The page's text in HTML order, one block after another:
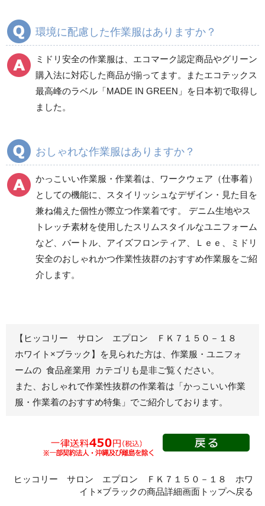
ワークパンツ
春夏ワークパンツ作業
ズボン
秋冬ワークパンツ作業
ズボン
ツ
クリーンウェアワーク
パンツ
カーゴパンツ
春夏カーゴパンツ作業
ズボン
ズボン
レディース作業着
ブルゾン
ジャンパー
秋冬長袖
春夏半袖
スモック
秋冬長袖
クリーンウェ
シャツ
環境に配慮した作業服はありますか？
ミドリ安全の作業服は、エコマーク認定商品やグリーン
購入法に対応した商品が揃ってます。またエコテックス
最高峰のラベル「MADE IN GREEN」を日本初で取得し
ました。
おしゃれな作業服はありますか？
かっこいい作業服・作業着は、ワークウェア（仕事着）
としての機能に、スタイリッシュなデザイン・見た目を
兼ね備えた個性が際立つ作業着です。 デニム生地やス
トレッチ素材を使用したスリムスタイルなユニフォーム
など、バートル、アイズフロンティア、Ｌｅｅ、ミドリ
安全のおしゃれかつ作業性抜群のおすすめ作業服をご紹
介します。
【ヒッコリー サロン エプロン ＦＫ７１５０－１８
ホワイト×ブラック】を見られた方は、作業服・ユニフォ
ームの 食品産業用 カテゴリも是非ご覧ください。
また、おしゃれで作業性抜群の作業着は 「かっこいい作業
服・作業着のおすすめ特集」 でご紹介しております。
ヒッコリー サロン エプロン ＦＫ７１５０－１８ ホワ
イト×ブラックの商品詳細画面トップへ戻る